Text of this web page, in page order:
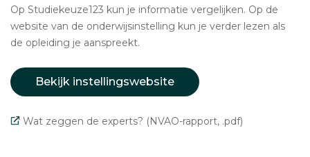
Op Studiekeuze123 kun je informatie vergelijken. Op de
website van de onderwijsinstelling kun je verder lezen als
de opleiding je aanspreekt.
Bekijk instellingswebsite
Wat zeggen de experts? (NVAO-rapport, .pdf)